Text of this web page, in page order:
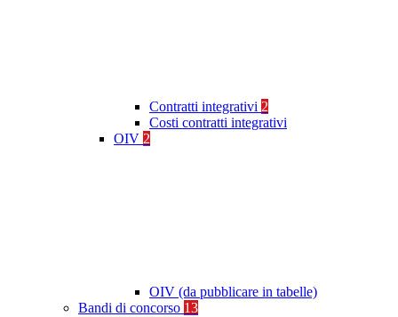
Contratti integrativi 2
Costi contratti integrativi
OIV 2
OIV (da pubblicare in tabelle)
Bandi di concorso 13